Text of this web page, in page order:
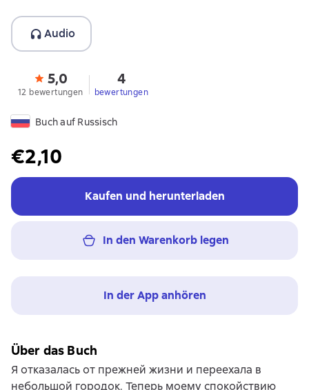
Audio
5,0
12 bewertungen
4
bewertungen
Buch auf Russisch
€2,10
Kaufen und herunterladen
In den Warenkorb legen
In der App anhören
Über das Buch
Я отказалась от прежней жизни и переехала в
небольшой городок. Теперь моему спокойствию